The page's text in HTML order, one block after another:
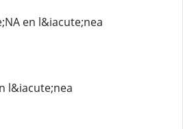
en l&iacute;nea
l&iacute;nea